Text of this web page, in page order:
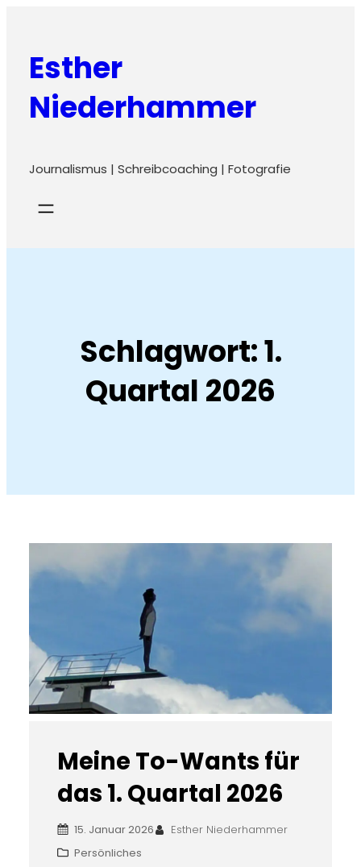
springen
Esther
Niederhammer
Journalismus | Schreibcoaching | Fotografie
Schlagwort:1.
Quartal 2026
Meine To-Wants für
das 1. Quartal 2026
15. Januar 2026
Esther Niederhammer
Persönliches